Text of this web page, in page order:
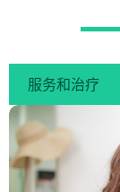
服务和治疗